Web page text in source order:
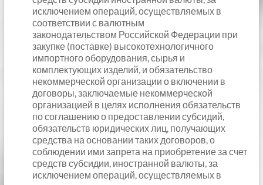
исключением операций, осуществляемых в
соответствии с валютным
законодательством Российской Федерации при
закупке (поставке) высокотехнологичного
импортного оборудования, сырья и
комплектующих изделий, и обязательство
некоммерческой организации о включении в
договоры, заключаемые некоммерческой
организацией в целях исполнения обязательств
по соглашению о предоставлении субсидий,
обязательств юридических лиц, получающих
средства на основании таких договоров, о
соблюдении ими запрета на приобретение за счет
средств субсидии, иностранной валюты, за
исключением операций, осуществляемых в